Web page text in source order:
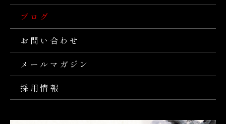
ブログ
お問い合わせ
メールマガジン
採用情報